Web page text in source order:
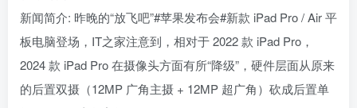
新闻简介: 昨晚的“放飞吧”#苹果发布会#新款 iPad Pro / Air 平
板电脑登场，IT之家注意到，相对于 2022 款 iPad Pro，
2024 款 iPad Pro 在摄像头方面有所“降级”，硬件层面从原来
的后置双摄（12MP 广角主摄 + 12MP 超广角）砍成后置单